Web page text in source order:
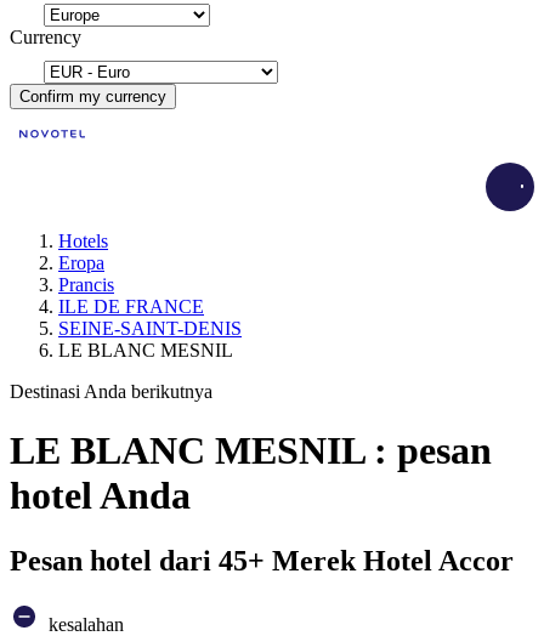
Currency
Confirm my currency
Hotels
Eropa
Prancis
ILE DE FRANCE
SEINE-SAINT-DENIS
LE BLANC MESNIL
Destinasi Anda berikutnya
LE BLANC MESNIL : pesan
hotel Anda
Pesan hotel dari 45+ Merek Hotel Accor
kesalahan